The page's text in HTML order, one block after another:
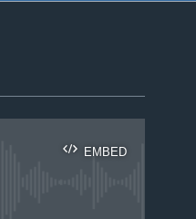
EMBED